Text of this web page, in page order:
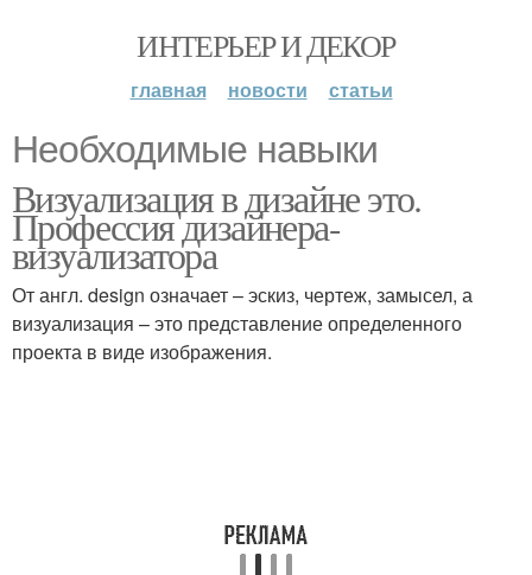
ИНТЕРЬЕР И ДЕКОР
главная новости статьи
Необходимые навыки
Визуализация в дизайне это.
Профессия дизайнера-
визуализатора
От англ. design означает – эскиз, чертеж, замысел, а
визуализация – это представление определенного
проекта в виде изображения.